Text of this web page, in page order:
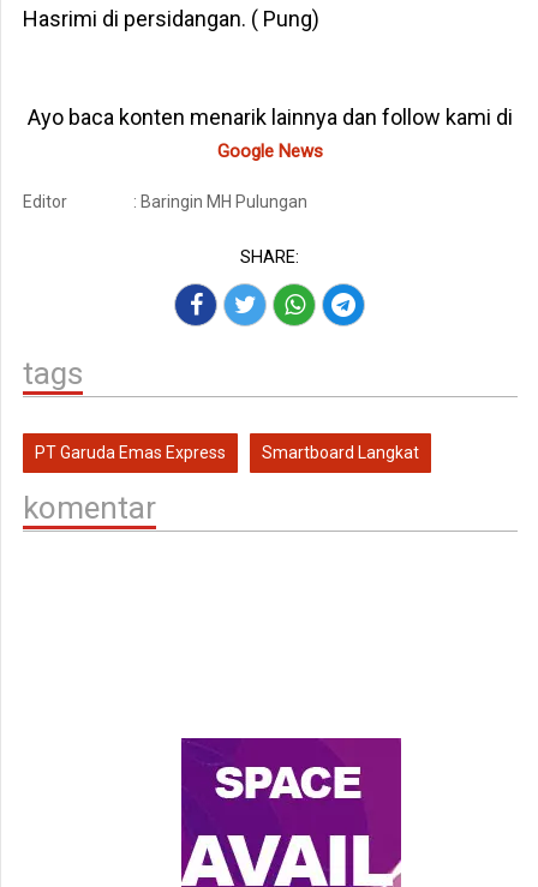
Hasrimi di persidangan. ( Pung)
Ayo baca konten menarik lainnya dan follow kami di
Google News
Editor : Baringin MH Pulungan
SHARE:
tags
PT Garuda Emas Express Smartboard Langkat
komentar